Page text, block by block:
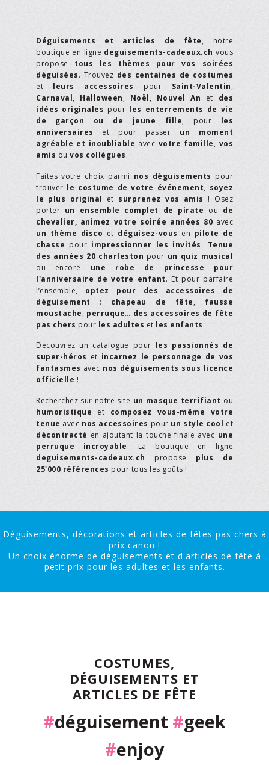
Déguisements et articles de fête, notre
boutique en ligne deguisements-cadeaux.ch vous
propose tous les thèmes pour vos soirées
déguisées. Trouvez des centaines de costumes
et leurs accessoires pour Saint-Valentin,
Carnaval, Halloween, Noël, Nouvel An et des
idées originales pour les enterrements de vie
de garçon ou de jeune fille, pour les
anniversaires et pour passer un moment
agréable et inoubliable avec votre famille, vos
amis ou vos collègues.
Faites votre choix parmi nos déguisements pour
trouver le costume de votre événement, soyez
le plus original et surprenez vos amis ! Osez
porter un ensemble complet de pirate ou de
chevalier, animez votre soirée années 80 avec
un thème disco et déguisez-vous en pilote de
chasse pour impressionner les invités. Tenue
des années 20 charleston pour un quiz musical
ou encore une robe de princesse pour
l'anniversaire de votre enfant. Et pour parfaire
l’ensemble, optez pour des accessoires de
déguisement : chapeau de fête, fausse
moustache, perruque… des accessoires de fête
pas chers pour les adultes et les enfants.
Découvrez un catalogue pour les passionnés de
super-héros et incarnez le personnage de vos
fantasmes avec nos déguisements sous licence
officielle !
Recherchez sur notre site un masque terrifiant ou
humoristique et composez vous-même votre
tenue avec nos accessoires pour un style cool et
décontracté en ajoutant la touche finale avec une
perruque incroyable. La boutique en ligne
deguisements-cadeaux.ch propose plus de
25'000 références pour tous les goûts !
Déguisements, décorations et articles de fêtes pas chers à
prix canon !
Un choix énorme de déguisements et d'articles de fête à
petit prix pour les adultes et les enfants.
COSTUMES,
DÉGUISEMENTS ET
ARTICLES DE FÊTE
#déguisement #geek
#enjoy